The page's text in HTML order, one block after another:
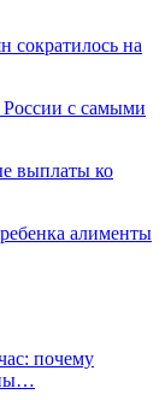
сократилось на
России с самыми
выплаты ко
алименты
почему